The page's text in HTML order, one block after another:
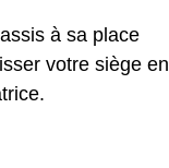
à sa place
votre siège en